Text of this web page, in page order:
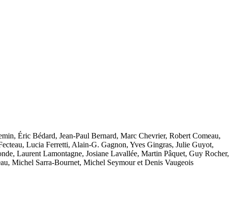
Éric Bédard, Jean-Paul Bernard, Marc Chevrier, Robert Comeau,
Lucia Ferretti, Alain-G. Gagnon, Yves Gingras, Julie Guyot,
Laurent Lamontagne, Josiane Lavallée, Martin Pâquet, Guy Rocher,
Michel Sarra-Bournet, Michel Seymour et Denis Vaugeois